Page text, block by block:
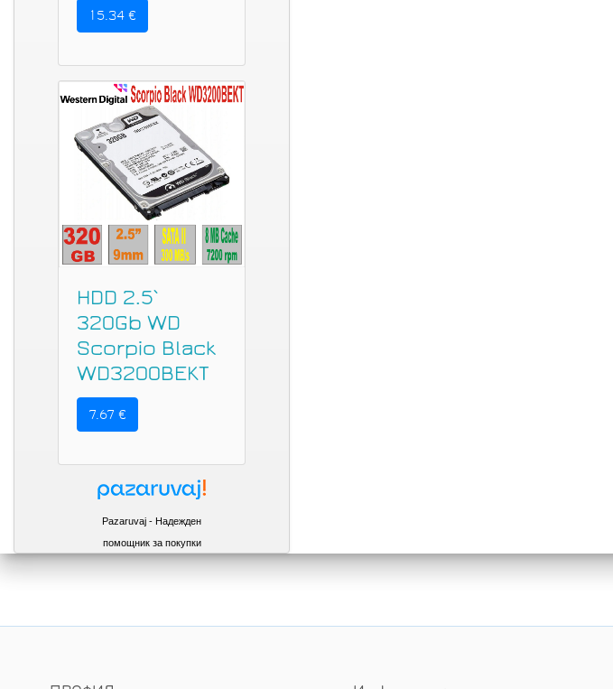
15.34 €
HDD 2.5`
320Gb WD
Scorpio Black
WD3200BEKT
7.67 €
Pazaruvaj - Надежден
помощник за покупки